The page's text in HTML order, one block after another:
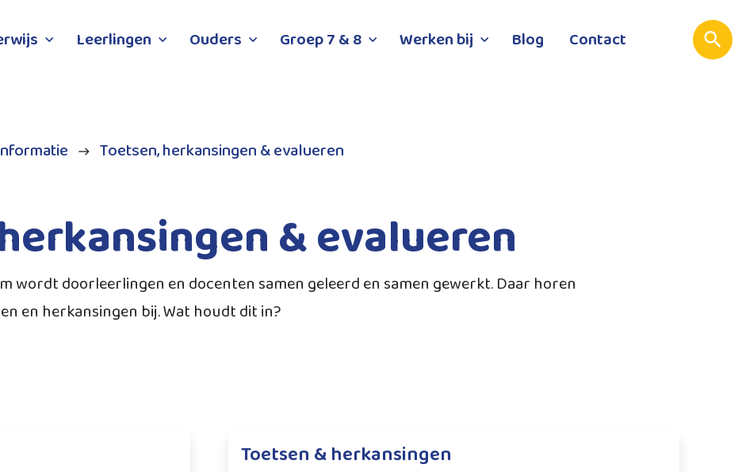
Leerlingen Ouders Groep 7 & 8 Werken bij Blog
Contact
Toetsen, herkansingen & evalueren
& evalueren
wordt doorleerlingen en docenten samen geleerd en samen gewerkt. Daar horen
en herkansingen bij. Wat houdt dit in?
Toetsen & herkansingen